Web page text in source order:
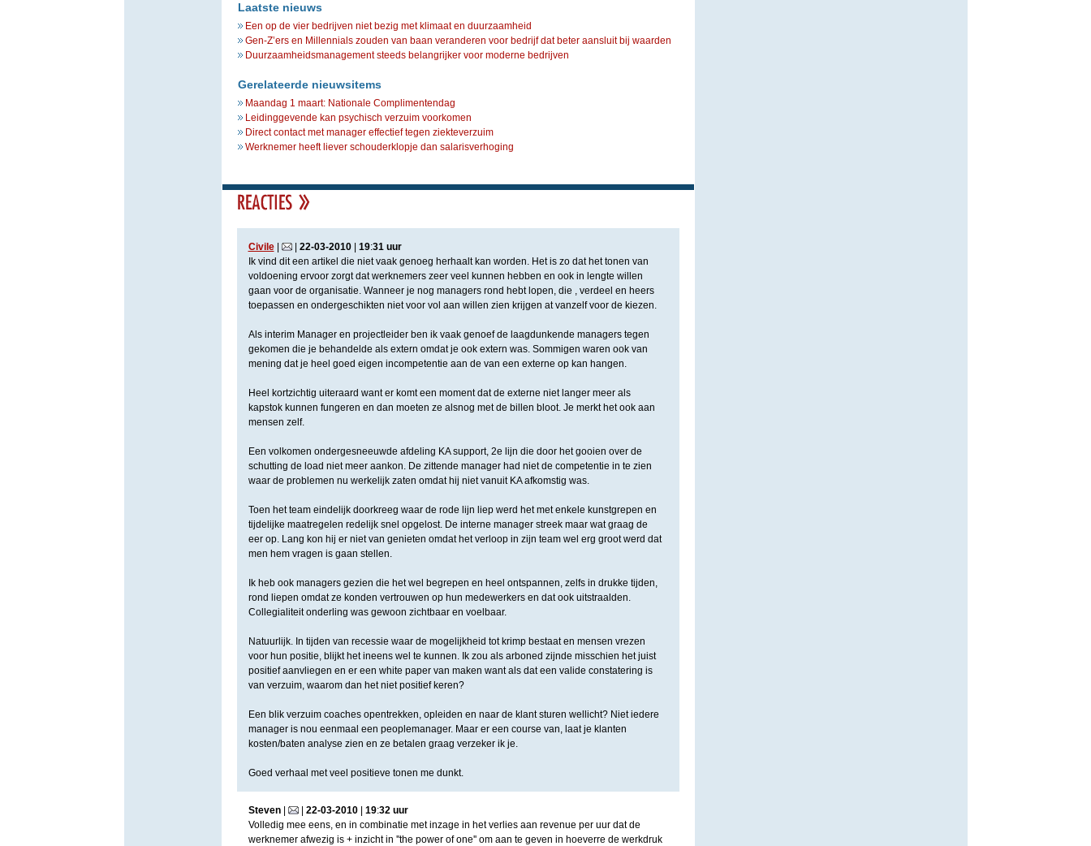
Laatste nieuws
Een op de vier bedrijven niet bezig met klimaat en duurzaamheid
Gen-Z’ers en Millennials zouden van baan veranderen voor bedrijf dat beter aansluit bij waarden
Duurzaamheidsmanagement steeds belangrijker voor moderne bedrijven
Gerelateerde nieuwsitems
Maandag 1 maart: Nationale Complimentendag
Leidinggevende kan psychisch verzuim voorkomen
Direct contact met manager effectief tegen ziekteverzuim
Werknemer heeft liever schouderklopje dan salarisverhoging
Civile| | 22-03-2010| 19:31 uur
Ik vind dit een artikel die niet vaak genoeg herhaalt kan worden. Het is zo dat het tonen van
voldoening ervoor zorgt dat werknemers zeer veel kunnen hebben en ook in lengte willen
gaan voor de organisatie. Wanneer je nog managers rond hebt lopen, die , verdeel en heers
toepassen en ondergeschikten niet voor vol aan willen zien krijgen at vanzelf voor de kiezen.
Als interim Manager en projectleider ben ik vaak genoef de laagdunkende managers tegen
gekomen die je behandelde als extern omdat je ook extern was. Sommigen waren ook van
mening dat je heel goed eigen incompetentie aan de van een externe op kan hangen.
Heel kortzichtig uiteraard want er komt een moment dat de externe niet langer meer als
kapstok kunnen fungeren en dan moeten ze alsnog met de billen bloot. Je merkt het ook aan
mensen zelf.
Een volkomen ondergesneeuwde afdeling KA support, 2e lijn die door het gooien over de
schutting de load niet meer aankon. De zittende manager had niet de competentie in te zien
waar de problemen nu werkelijk zaten omdat hij niet vanuit KA afkomstig was.
Toen het team eindelijk doorkreeg waar de rode lijn liep werd het met enkele kunstgrepen en
tijdelijke maatregelen redelijk snel opgelost. De interne manager streek maar wat graag de
eer op. Lang kon hij er niet van genieten omdat het verloop in zijn team wel erg groot werd dat
men hem vragen is gaan stellen.
Ik heb ook managers gezien die het wel begrepen en heel ontspannen, zelfs in drukke tijden,
rond liepen omdat ze konden vertrouwen op hun medewerkers en dat ook uitstraalden.
Collegialiteit onderling was gewoon zichtbaar en voelbaar.
Natuurlijk. In tijden van recessie waar de mogelijkheid tot krimp bestaat en mensen vrezen
voor hun positie, blijkt het ineens wel te kunnen. Ik zou als arboned zijnde misschien het juist
positief aanvliegen en er een white paper van maken want als dat een valide constatering is
van verzuim, waarom dan het niet positief keren?
Een blik verzuim coaches opentrekken, opleiden en naar de klant sturen wellicht? Niet iedere
manager is nou eenmaal een peoplemanager. Maar er een course van, laat je klanten
kosten/baten analyse zien en ze betalen graag verzeker ik je.
Goed verhaal met veel positieve tonen me dunkt.
Steven| | 22-03-2010| 19:32 uur
Volledig mee eens, en in combinatie met inzage in het verlies aan revenue per uur dat de
werknemer afwezig is + inzicht in ''the power of one'' om aan te geven in hoeverre de werkdruk